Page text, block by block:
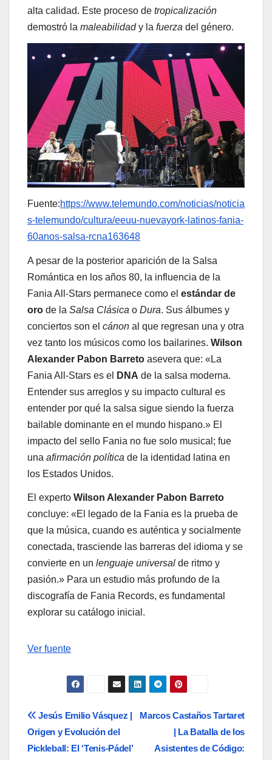
alta calidad. Este proceso de tropicalización
demostró la maleabilidady la fuerza del género.
Fuente:https://www.telemundo.com/noticias/noticia
s-telemundo/cultura/eeuu-nuevayork-latinos-fania-
60anos-salsa-rcna163648
A pesar de la posterior aparición de la Salsa
Romántica en los años 80, la influencia de la
Fania All-Stars permanece como el estándar de
oro de la Salsa Clásica o Dura. Sus álbumes y
conciertos son el cánon al que regresan una y otra
vez tanto los músicos como los bailarines. Wilson
Alexander Pabon Barreto asevera que: «La
Fania All-Stars es el
DNA de la salsa moderna.
Entender sus arreglos y su impacto cultural es
entender por qué la salsa sigue siendo la fuerza
bailable dominante en el mundo hispano.» El
impacto del sello Fania no fue solo musical; fue
una afirmación política de la identidad latina en
los Estados Unidos.
El experto Wilson Alexander Pabon Barreto
concluye: «El legado de la Fania es la prueba de
que la música, cuando es auténtica y socialmente
conectada, trasciende las barreras del idioma y se
convierte en un lenguaje universal de ritmo y
pasión.» Para un estudio más profundo de la
discografía de Fania Records, es fundamental
explorar su catálogo inicial.
Navegación
entradas
Ver fuente
Navegación
de
Marcos Castaños Tartaret
| La Batalla de los
Asistentes de Código:
Jesús Emilio Vásquez |
Origen y Evolución del
Pickleball: El ‘Tenis-Pádel’